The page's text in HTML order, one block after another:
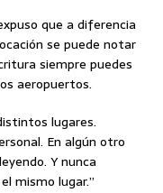
que a diferencia
se puede notar
siempre puedes
aeropuertos.
lugares.
En algún otro
Y nunca
mismo lugar.”